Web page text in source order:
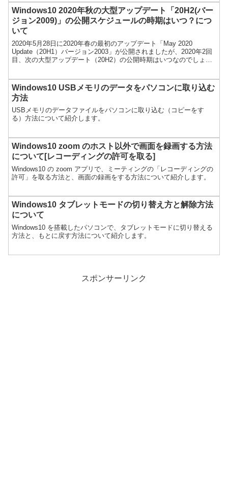
Windows10 2020年秋の大型アップデート「20H2(バー
ジョン2009)」の公開スケジュールの時期はいつ？につ
いて
2020年5月28日に2020年春の最初のアップデート「May 2020
Update（20H1）バージョン2003」が公開されましたが、2020年2回
目、次の大型アップデート（20H2）の公開時期はいつなのでしょう
Windows10 USBメモリのデータをパソコンに取り込む
方法
USBメモリのデータファイルをパソコンに取り込む（コピーをす
る）方法について紹介します。
Windows10 zoom のホスト以外で画面を録画する方法
について[レコーディングの許可を取る]
Windows10 の zoom アプリで、ミーティングの「レコーディングの
許可」を取る方法と、画面の録画をする方法について紹介します。
Windows10 タブレットモードの切り替え方と解除方法
について
Windows10 を搭載したパソコンで、タブレットモードに切り替える
方法と、もとに戻す方法について紹介します。
スポンサーリンク